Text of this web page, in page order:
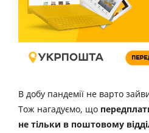
В добу пандемії не варто
Тож нагадуємо, що
не тільки в поштовому